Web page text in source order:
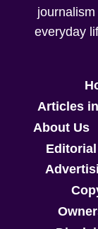
everyday
Articles
About Us